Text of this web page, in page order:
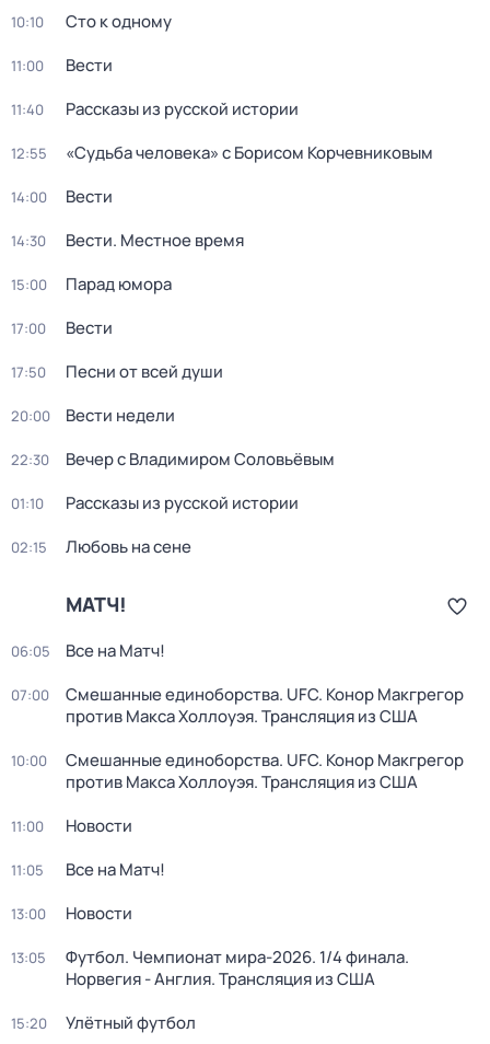
10:10 Сто к одному
11:00 Вести
11:40 Рассказы из русской истории
12:55 «Судьба человека» с Борисом Корчевниковым
14:00 Вести
14:30 Вести. Местное время
15:00 Парад юмора
17:00 Вести
17:50 Песни от всей души
20:00 Вести недели
22:30 Вечер с Владимиром Соловьёвым
01:10 Рассказы из русской истории
02:15 Любовь на сене
МАТЧ!
06:05 Все на Матч!
07:00
Смешанные единоборства. UFC. Конор Макгрегор
против Макса Холлоуэя. Трансляция из США
10:00
Смешанные единоборства. UFC. Конор Макгрегор
против Макса Холлоуэя. Трансляция из США
11:00 Новости
11:05 Все на Матч!
13:00 Новости
13:05
Футбол. Чемпионат мира-2026. 1/4 финала.
Норвегия - Англия. Трансляция из США
15:20 Улётный футбол